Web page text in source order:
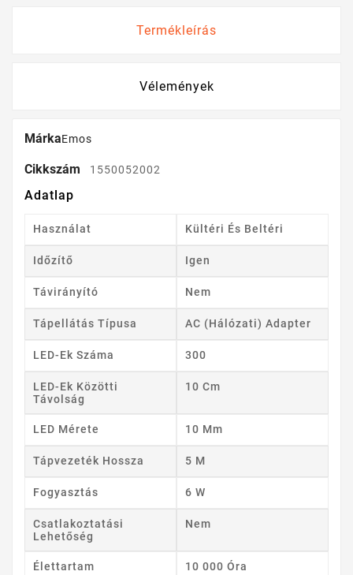
Termékleírás
Vélemények
MárkaEmos
Cikkszám 1550052002
Adatlap
Használat Kültéri És Beltéri
Időzítő Igen
Távirányító Nem
Tápellátás Típusa AC (hálózati) Adapter
LED-Ek Száma 300
LED-Ek Közötti
Távolság
10 Cm
LED Mérete 10 Mm
Tápvezeték Hossza 5 M
Fogyasztás 6 W
Csatlakoztatási
Lehetőség
Nem
Élettartam 10 000 Óra